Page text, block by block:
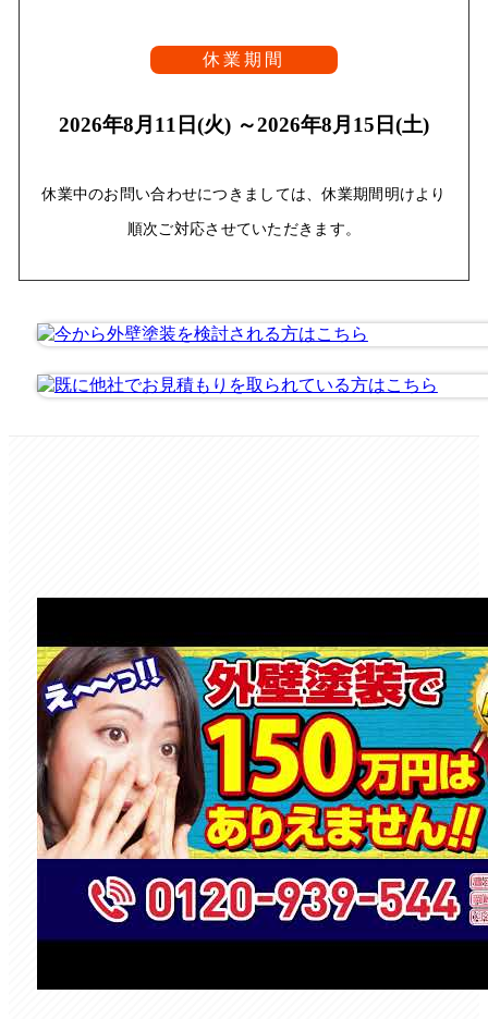
休業期間
2026年8月11日(火) ～2026年8月15日(土)
休業中のお問い合わせにつきましては、休業期間明けより
順次ご対応させていただきます。